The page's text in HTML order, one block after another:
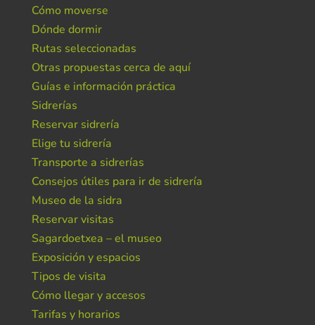
Cómo moverse
Dónde dormir
Rutas seleccionadas
Otras propuestas cerca de aquí
Guías e información práctica
Sidrerías
Reservar sidrería
Elige tu sidrería
Transporte a sidrerías
Consejos útiles para ir de sidrería
Museo de la sidra
Reservar visitas
Sagardoetxea – el museo
Exposición y espacios
Tipos de visita
Cómo llegar y accesos
Tarifas y horarios